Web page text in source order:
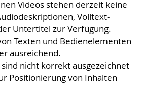
Videos stehen derzeit keine
Volltext-
Untertitel zur Verfügung.
Texten und Bedienelementen
ausreichend.
sind nicht korrekt ausgezeichnet
Positionierung von Inhalten